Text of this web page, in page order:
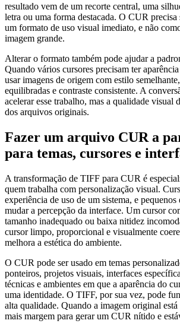
resultado vem de um recorte central, uma
letra ou uma forma destacada. O CUR
um formato de uso visual imediato, e não
imagem grande.
Alterar o formato também pode ajudar a
Quando vários cursores precisam ter
usar imagens de origem com estilo
equilibradas e contraste consistente. A
acelerar esse trabalho, mas a qualidade visual
dos arquivos originais.
Fazer um arquivo CUR a
para temas, cursores e
A transformação de TIFF para CUR é
quem trabalha com personalização visual.
experiência de uso de um sistema, e pequenos
mudar a percepção da interface. Um cursor
tamanho inadequado ou baixa nitidez
cursor limpo, proporcional e visualmente
melhora a estética do ambiente.
O CUR pode ser usado em temas
ponteiros, projetos visuais, interfaces
técnicas e ambientes em que a aparência do
uma identidade. O TIFF, por sua vez, pode
alta qualidade. Quando a imagem original está
mais margem para gerar um CUR nítido e